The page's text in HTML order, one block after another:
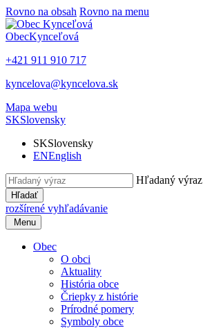
Rovno na obsah Rovno na menu
ObecKynceľová
+421 911 910 717
kyncelova@kyncelova.sk
Mapa webu
SKSlovensky
SKSlovensky
ENEnglish
Hľadaný výraz
Hľadať
rozšírené vyhľadávanie
Menu
Obec
O obci
Aktuality
História obce
Čriepky z histórie
Prírodné pomery
Symboly obce